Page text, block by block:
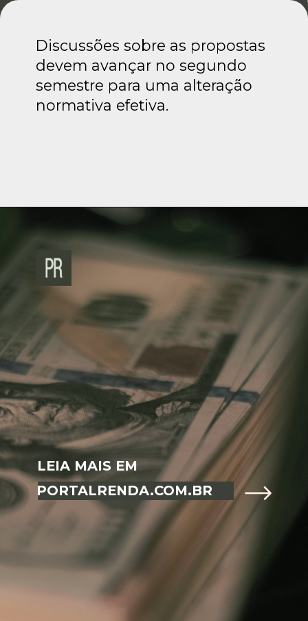
Discussões sobre as propostas
devem avançar no segundo
semestre para uma alteração
normativa efetiva.
LEIA MAIS EM
PORTALRENDA.COM.BR